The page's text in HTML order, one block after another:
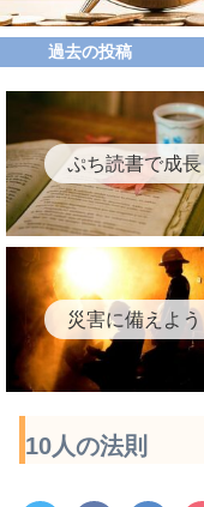
過去の投稿
ぷち読書で成長
災害に備えよう
10人の法則